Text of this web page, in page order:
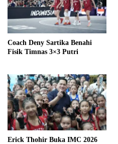
Coach Deny Sartika Benahi
Fisik Timnas 3×3 Putri
Erick Thohir Buka IMC 2026